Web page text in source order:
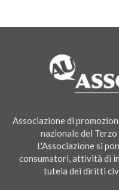
Associazione di
nazionale del
L'Associazione si
consumatori, attività di
tutela dei diritti